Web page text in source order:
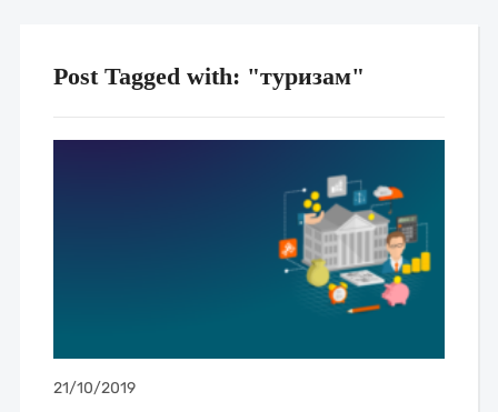
Post Tagged with: "туризам"
21/10/2019